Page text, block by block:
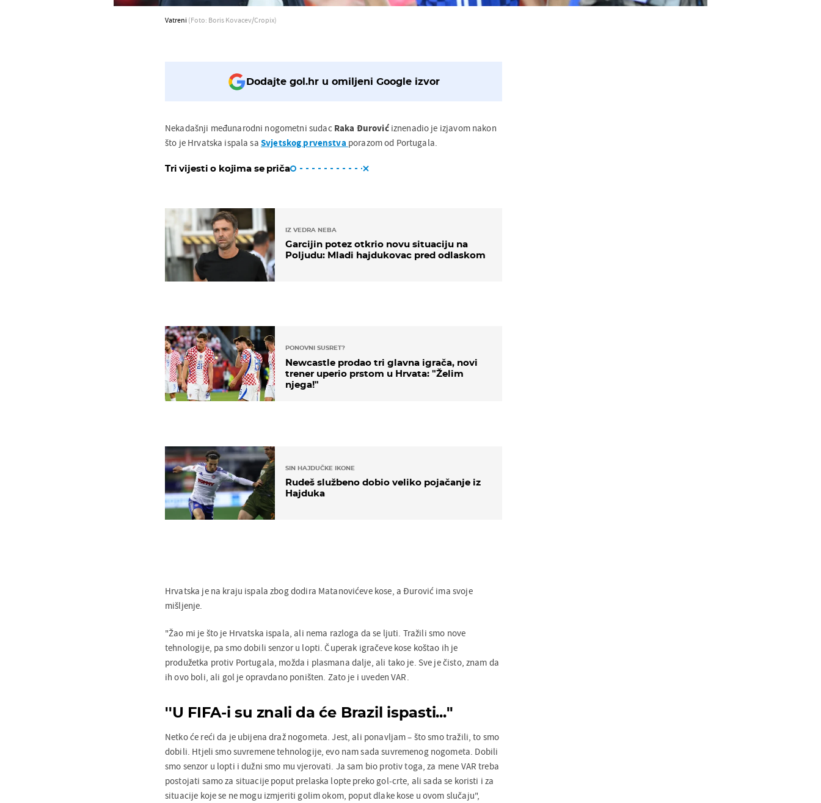
Vatreni (Foto: Boris Kovacev/Cropix)
Dodajte gol.hr u omiljeni Google izvor
Nekadašnji međunarodni nogometni sudac Raka Đurović iznenadio je izjavom nakon
što je Hrvatska ispala sa Svjetskog prvenstva porazom od Portugala.
Tri vijesti o kojima se priča
IZ VEDRA NEBA
Garcijin potez otkrio novu situaciju na
Poljudu: Mladi hajdukovac pred odlaskom
PONOVNI SUSRET?
Newcastle prodao tri glavna igrača, novi
trener uperio prstom u Hrvata: "Želim
njega!"
SIN HAJDUČKE IKONE
Rudeš službeno dobio veliko pojačanje iz
Hajduka
Hrvatska je na kraju ispala zbog dodira Matanovićeve kose, a Đurović ima svoje
mišljenje.
"Žao mi je što je Hrvatska ispala, ali nema razloga da se ljuti. Tražili smo nove
tehnologije, pa smo dobili senzor u lopti. Čuperak igračeve kose koštao ih je
produžetka protiv Portugala, možda i plasmana dalje, ali tako je. Sve je čisto, znam da
ih ovo boli, ali gol je opravdano poništen. Zato je i uveden VAR.
''U FIFA-i su znali da će Brazil ispasti...''
Netko će reći da je ubijena draž nogometa. Jest, ali ponavljam – što smo tražili, to smo
dobili. Htjeli smo suvremene tehnologije, evo nam sada suvremenog nogometa. Dobili
smo senzor u lopti i dužni smo mu vjerovati. Ja sam bio protiv toga, za mene VAR treba
postojati samo za situacije poput prelaska lopte preko gol-crte, ali sada se koristi i za
situacije koje se ne mogu izmjeriti golim okom, poput dlake kose u ovom slučaju",